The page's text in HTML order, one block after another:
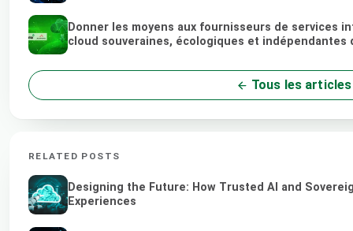
Donner les moyens aux fournisseurs de services
cloud souveraines, écologiques et indépendantes
Tous les articles
RELATED POSTS
Designing the Future: How Trusted AI and
Experiences